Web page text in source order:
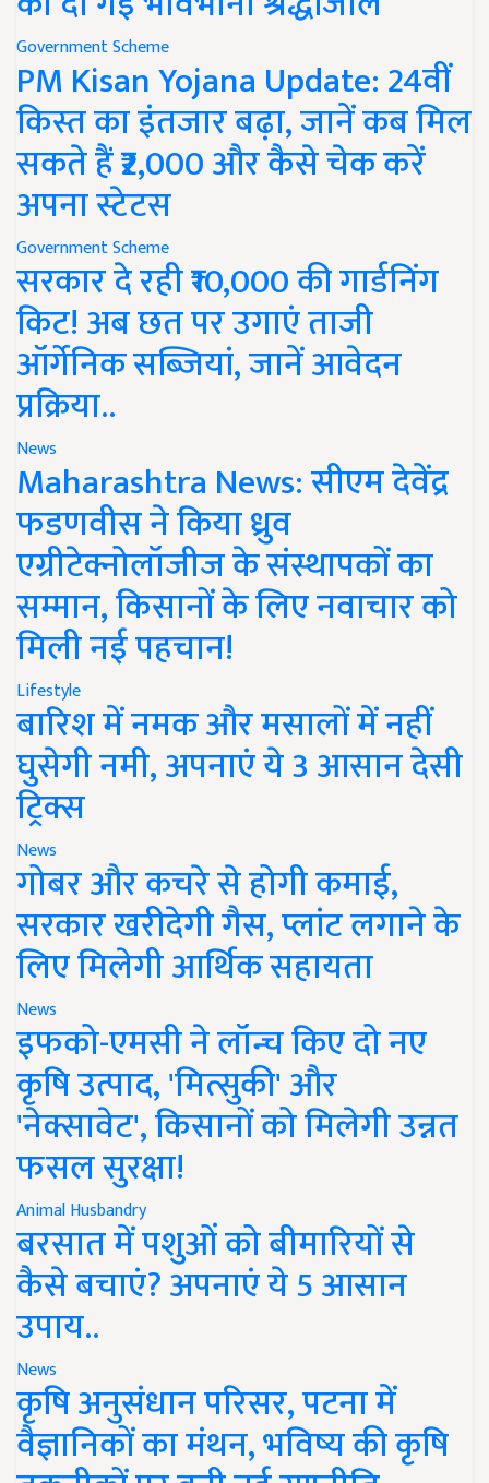
Government Scheme
PM Kisan Yojana Update: 24वीं
किस्त का इंतजार बढ़ा, जानें कब मिल
सकते हैं ₹2,000 और कैसे चेक करें
अपना स्टेटस
Government Scheme
सरकार दे रही ₹10,000 की गार्डनिंग
किट! अब छत पर उगाएं ताजी
ऑर्गेनिक सब्जियां, जानें आवेदन
प्रक्रिया..
News
Maharashtra News: सीएम देवेंद्र
फडणवीस ने किया ध्रुव
एग्रीटेक्नोलॉजीज के संस्थापकों का
सम्मान, किसानों के लिए नवाचार को
मिली नई पहचान!
Lifestyle
बारिश में नमक और मसालों में नहीं
घुसेगी नमी, अपनाएं ये 3 आसान देसी
ट्रिक्स
News
गोबर और कचरे से होगी कमाई,
सरकार खरीदेगी गैस, प्लांट लगाने के
लिए मिलेगी आर्थिक सहायता
News
इफको-एमसी ने लॉन्च किए दो नए
कृषि उत्पाद, 'मित्सुकी' और
'नेक्सावेट', किसानों को मिलेगी उन्नत
फसल सुरक्षा!
Animal Husbandry
बरसात में पशुओं को बीमारियों से
कैसे बचाएं? अपनाएं ये 5 आसान
उपाय..
News
कृषि अनुसंधान परिसर, पटना में
वैज्ञानिकों का मंथन, भविष्य की कृषि